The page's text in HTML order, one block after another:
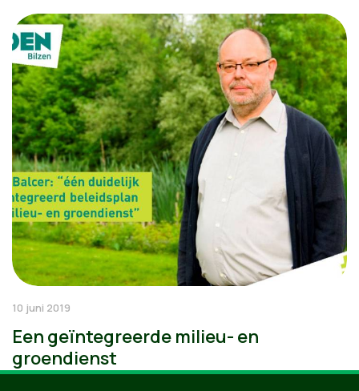
10 juni 2019
Een geïntegreerde milieu- en
groendienst